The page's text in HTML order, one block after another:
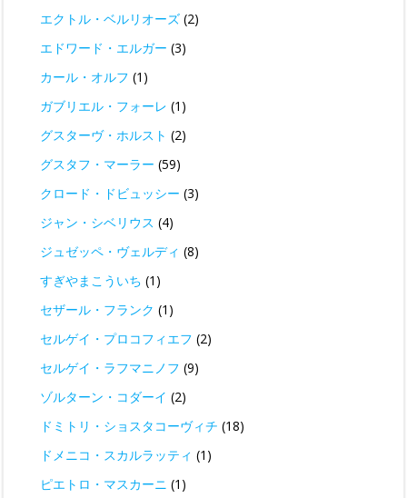
エクトル・ベルリオーズ (2)
エドワード・エルガー (3)
カール・オルフ (1)
ガブリエル・フォーレ (1)
グスターヴ・ホルスト (2)
グスタフ・マーラー (59)
クロード・ドビュッシー (3)
ジャン・シベリウス (4)
ジュゼッペ・ヴェルディ (8)
すぎやまこういち (1)
セザール・フランク (1)
セルゲイ・プロコフィエフ (2)
セルゲイ・ラフマニノフ (9)
ゾルターン・コダーイ (2)
ドミトリ・ショスタコーヴィチ (18)
ドメニコ・スカルラッティ (1)
ピエトロ・マスカーニ (1)